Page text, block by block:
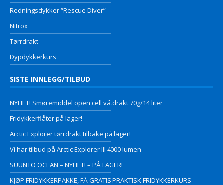
Redningsdykker “Rescue Diver”
Nitrox
Tørrdrakt
Dypdykkerkurs
SISTE INNLEGG/TILBUD
NYHET! Smøremiddel open cell våtdrakt 70g/14 liter
Fridykkerflåter på lager!
Arctic Explorer tørrdrakt tilbake på lager!
Vi har tilbud på Arctic Explorer III 4000 lumen
SUUNTO OCEAN – NYHET! – PÅ LAGER!
KJØP FRIDYKKERPAKKE, FÅ GRATIS PRAKTISK FRIDYKKERKURS